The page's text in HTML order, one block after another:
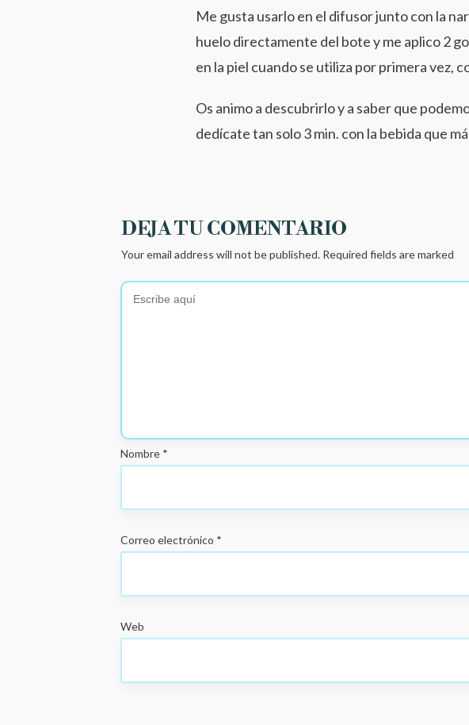
Me gusta usarlo en el difusor junto con la
huelo directamente del bote y me aplico 2
en la piel cuando se utiliza por primera vez,
Os animo a descubrirlo y a saber que
dedícate tan solo 3 min. con la bebida que
DEJA TU COMENTARIO
Your email address will not be published. Required fields are marked
Nombre *
Correo electrónico *
Web